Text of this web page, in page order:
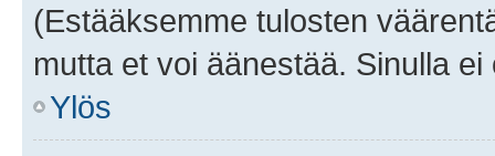
(Estääksemme tulosten
mutta et voi äänestää. Sinulla
Ylös